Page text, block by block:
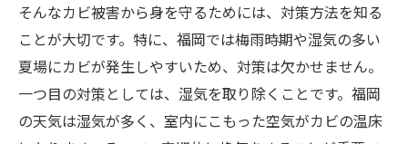
そんなカビ被害から身を守るためには、対策方法を知る
ことが大切です。特に、福岡では梅雨時期や湿気の多い
夏場にカビが発生しやすいため、対策は欠かせません。
一つ目の対策としては、湿気を取り除くことです。福岡
の天気は湿気が多く、室内にこもった空気がカビの温床